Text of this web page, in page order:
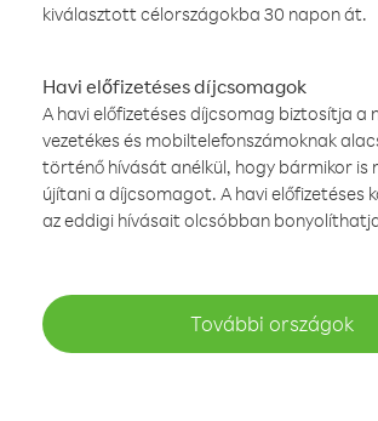
kiválasztott célországokba 30 napon át.
Havi előfizetéses díjcsomagok
A havi előfizetéses díjcsomag biztosítja a
vezetékes és mobiltelefonszámoknak
történő hívását anélkül, hogy bármikor is
újítani a díjcsomagot. A havi előfizetéses
az eddigi hívásait olcsóbban
További országok